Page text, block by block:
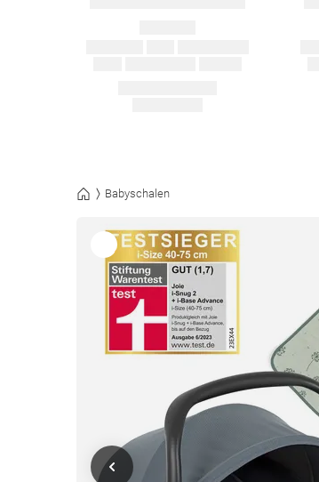
Babyschalen